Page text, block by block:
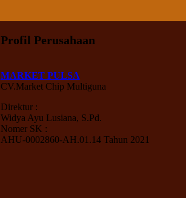
Profil Perusahaan
MARKET PULSA
CV.Market Chip Multiguna
Direktur :
Widya Ayu Lusiana, S.Pd.
Nomer SK :
AHU-0002860-AH.01.14 Tahun 2021